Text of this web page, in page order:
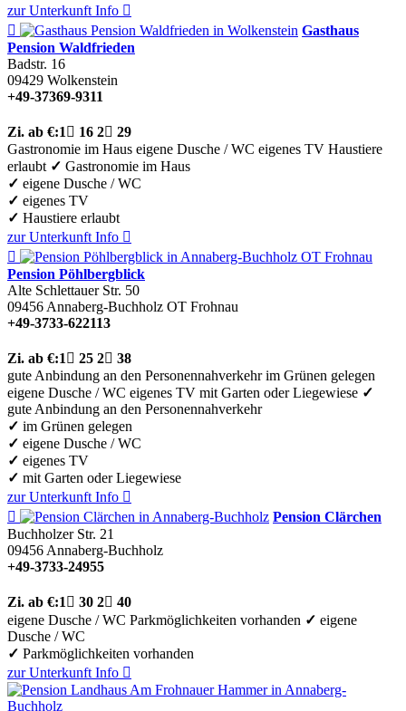
zur Unterkunft Info 

Gasthaus
Pension Waldfrieden
Badstr. 16
09429 Wolkenstein
+49-37369-9311
Zi. ab €:1  16 2 29
Gastronomie im Haus eigene Dusche / WC eigenes TV Haustiere
erlaubt ✓ Gastronomie im Haus
✓ eigene Dusche / WC
✓ eigenes TV
✓ Haustiere erlaubt
zur Unterkunft Info 

Pension Pöhlbergblick
Alte Schlettauer Str. 50
09456 Annaberg-Buchholz OT Frohnau
+49-3733-622113
Zi. ab €:1  25 2 38
gute Anbindung an den Personennahverkehr im Grünen gelegen
eigene Dusche / WC eigenes TV mit Garten oder Liegewiese ✓
gute Anbindung an den Personennahverkehr
✓ im Grünen gelegen
✓ eigene Dusche / WC
✓ eigenes TV
✓ mit Garten oder Liegewiese
zur Unterkunft Info 

Pension Clärchen
Buchholzer Str. 21
09456 Annaberg-Buchholz
+49-3733-24955
Zi. ab €:1  30 2 40
eigene Dusche / WC Parkmöglichkeiten vorhanden ✓ eigene
Dusche / WC
✓ Parkmöglichkeiten vorhanden
zur Unterkunft Info 